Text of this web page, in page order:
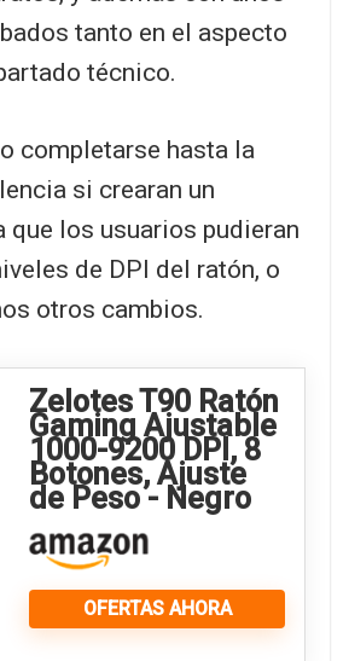
tanto en el aspecto
técnico.
completarse hasta la
si crearan un
que los usuarios pudieran
de DPI del ratón, o
otros cambios.
Zelotes T90 Ratón
Gaming Ajustable
1000-9200 DPI, 8
Botones, Ajuste
de Peso - Negro
OFERTAS AHORA